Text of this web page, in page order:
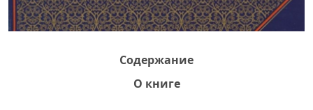
Содержание
О книге